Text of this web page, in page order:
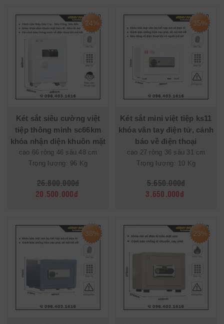
24%
Két sắt siêu cường việt
tiệp thông minh sc66km
khóa nhận diện khuôn mặt
cao 66 rộng 46 sâu 48 cm
Trọng lượng: 96 Kg
26.800.000đ
20.500.000đ
35%
Két sắt mini việt tiệp ks11
khóa vân tay điện tử, cảnh
báo về điện thoại
cao 27 rộng 36 sâu 31 cm
Trọng lượng: 10 Kg
5.650.000đ
3.650.000đ
38% 23%